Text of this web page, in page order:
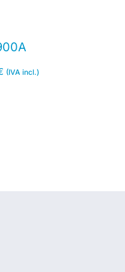
(IVA incl.)